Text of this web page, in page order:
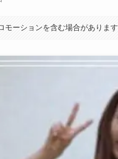
モーションを含む場合がありま